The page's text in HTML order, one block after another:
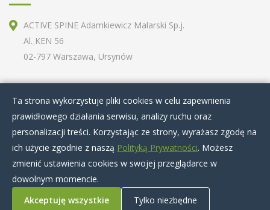
ACTIVE SPINE Adamkiewicz Malarski Sp.j.
Al. KEN 56
02-797 Warszawa, Ursynów
O nas
Terapie specjalistyczne
Zabiegi kosmetyczne
Artykuły
Nasz zespół
Cennik
Kontakt
© 2020 Active Spine| Regulaminy|Polityka prywatności
Ta strona wykorzystuje pliki cookies w celu zapewnienia
prawidłowego działania serwisu, analizy ruchu oraz
personalizacji treści. Korzystając ze strony, wyrażasz zgodę na
ich użycie zgodnie z naszą Polityką Prywatności. Możesz
zmienić ustawienia cookies w swojej przeglądarce w
dowolnym momencie.
Akceptuję wszystkie
Tylko niezbędne